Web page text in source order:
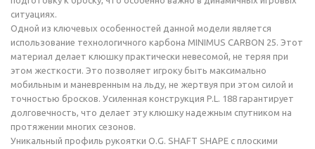
ситуациях.
Одной из ключевых особенностей данной модели является
использование технологичного карбона MINIMUS CARBON 25. Этот
материал делает клюшку практически невесомой, не теряя при
этом жесткости. Это позволяет игроку быть максимально
мобильным и маневренным на льду, не жертвуя при этом силой и
точностью бросков. Усиленная конструкция P.L. 188 гарантирует
долговечность, что делает эту клюшку надежным спутником на
протяжении многих сезонов.
Уникальный профиль рукоятки O.G. SHAFT SHAPE с плоскими